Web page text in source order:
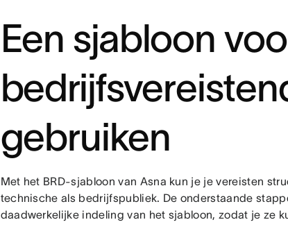
Een sjabloon
gebruiken
Met het BRD-sjabloon van Asna kun je je vereisten
technische als bedrijfspubliek. De onderstaande
daadwerkelijke indeling van het sjabloon, zodat je ze